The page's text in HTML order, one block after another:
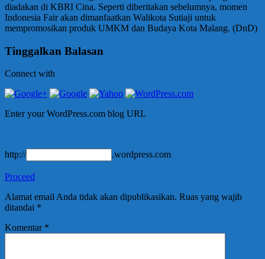
diadakan di KBRI Cina. Seperti diberitakan sebelumnya, momen
Indonesia Fair akan dimanfaatkan Walikota Sutiaji untuk
mempromosikan produk UMKM dan Budaya Kota Malang. (DnD)
Tinggalkan Balasan
Connect with
Enter your WordPress.com blog URL
http:// .wordpress.com
Proceed
Alamat email Anda tidak akan dipublikasikan. Ruas yang wajib
ditandai *
Komentar *